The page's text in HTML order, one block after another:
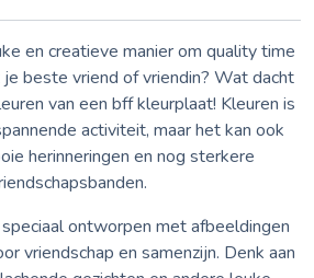
en creatieve manier om quality time
beste vriend of vriendin? Wat dacht
van een bff kleurplaat! Kleuren is
activiteit, maar het kan ook
herinneringen en nog sterkere
ontworpen met afbeeldingen
vriendschap en samenzijn. Denk aan